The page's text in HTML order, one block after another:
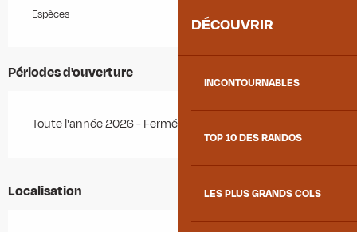
DÉCOUVRIR
INCONTOURNABLES
TOP 10 DES RANDOS
LES PLUS GRANDS COLS
Espèces
Périodes d'ouverture
Toute l'année 2026 - Fermé le lundi, le dimanche
Localisation